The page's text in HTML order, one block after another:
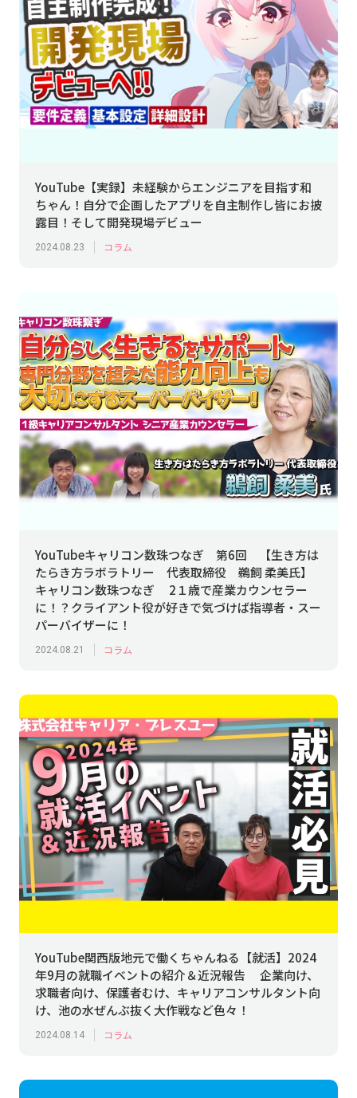
YouTube【実録】未経験からエンジニアを目指す和
ちゃん！自分で企画したアプリを自主制作し皆にお披
露目！そして開発現場デビュー
2024.08.23 コラム
YouTubeキャリコン数珠つなぎ 第6回 【生き方は
たらき方ラボラトリー 代表取締役 鵜飼 柔美氏】
キャリコン数珠つなぎ 2１歳で産業カウンセラー
に！？クライアント役が好きで気づけば指導者・スー
パーバイザーに！
2024.08.21 コラム
YouTube関西版地元で働くちゃんねる【就活】2024
年9月の就職イベントの紹介＆近況報告 企業向け、
求職者向け、保護者むけ、キャリアコンサルタント向
け、池の水ぜんぶ抜く大作戦など色々！
2024.08.14 コラム